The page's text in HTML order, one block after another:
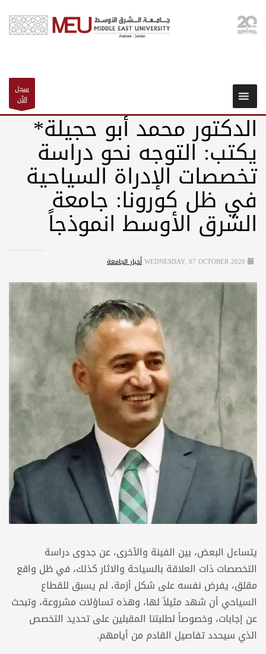
سجل
الآن
الدكتور محمد أبو حجيلة*
يكتب: التوجه نحو دراسة
تخصصات الإدراة السياحية
في ظل كورونا: جامعة
الشرق الأوسط انموذجاً
WEDNESDAY, 07 OCTOBER 2020أخبار الجامعة
يتساءل البعض، بين الفينة والأخرى، عن جدوى دراسة
التخصصات ذات العلاقة بالسياحة والاثار كذلك، في ظل واقع
مقلق، يفرض نفسه على شكل أزمة، لم يسبق للقطاع
السياحي أن شهد مثيلاً لها، وهذه تساؤلات مشروعة، وتبحث
عن إجابات، وخصوصاً لطلبتنا المقبلين على تحديد التخصص
الذي سيحدد تفاصيل القادم من أيامهم.